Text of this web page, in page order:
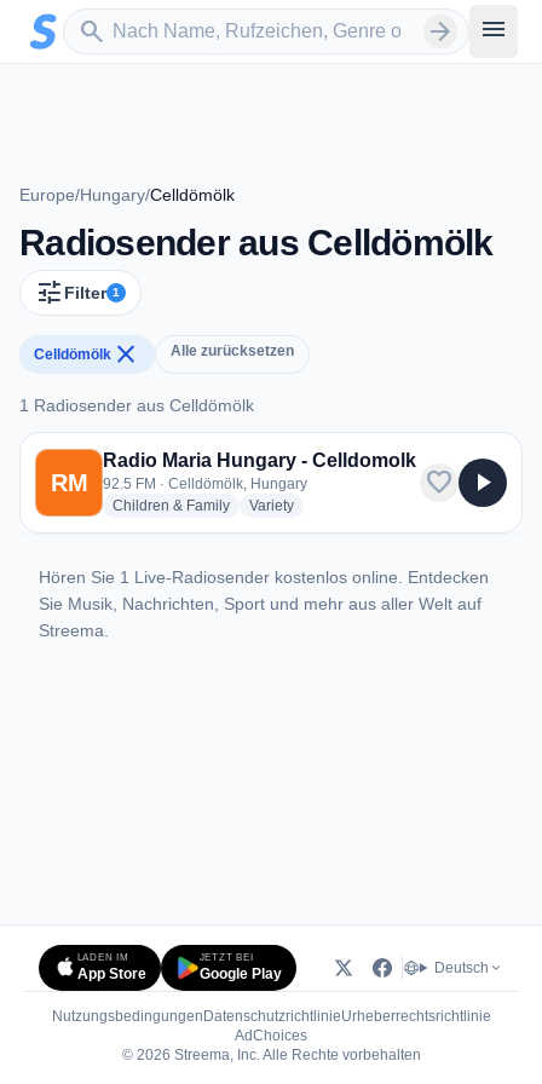
Zum Hauptinhalt springen
search
Sender suchen arrow_forward menu
Europe/Hungary/Celldömölk
Radiosender aus Celldömölk
tune Filter 1
Celldömölk close Alle zurücksetzen
1 Radiosender aus Celldömölk
1 Radiosender aus Celldömölk
RM
Radio Maria Hungary - Celldomolk
92.5 FM · Celldömölk, Hungary
Children & Familyradio stations
Varietyradio stations
favorite play_arrow
Hören Sie 1 Live-Radiosender kostenlos online. Entdecken
Sie Musik, Nachrichten, Sport und mehr aus aller Welt auf
Streema.
LADEN IM
App Store
JETZT BEI
Google Play Deutsch
Nutzungsbedingungen DatenschutzrichtlinieUrheberrechtsrichtlinie
AdChoices(öffnet in neuem Tab)
© 2026 Streema, Inc. Alle Rechte vorbehalten